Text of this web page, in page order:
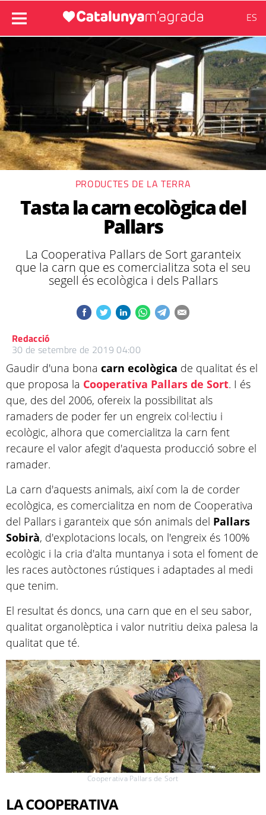
ES
PRODUCTES DE LA TERRA
Tasta la carn ecològica del
Pallars
La Cooperativa Pallars de Sort garanteix
que la carn que es comercialitza sota el seu
segell és ecològica i dels Pallars
Redacció
30 de setembre de 2019 04:00
Gaudir d'una bona carn ecològica de qualitat és el
que proposa la Cooperativa Pallars de Sort. I és
que, des del 2006, ofereix la possibilitat als
ramaders de poder fer un engreix col·lectiu i
ecològic, alhora que comercialitza la carn fent
recaure el valor afegit d'aquesta producció sobre el
ramader.
La carn d'aquests animals, així com la de corder
ecològica, es comercialitza en nom de Cooperativa
del Pallars i garanteix que són animals del Pallars
Sobirà, d'explotacions locals, on l'engreix és 100%
ecològic i la cria d'alta muntanya i sota el foment de
les races autòctones rústiques i adaptades al medi
que tenim.
El resultat és doncs, una carn que en el seu sabor,
qualitat organolèptica i valor nutritiu deixa palesa la
qualitat que té.
Cooperativa Pallars de Sort
LA COOPERATIVA